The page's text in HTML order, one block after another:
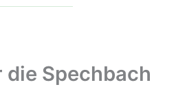
Spechbach